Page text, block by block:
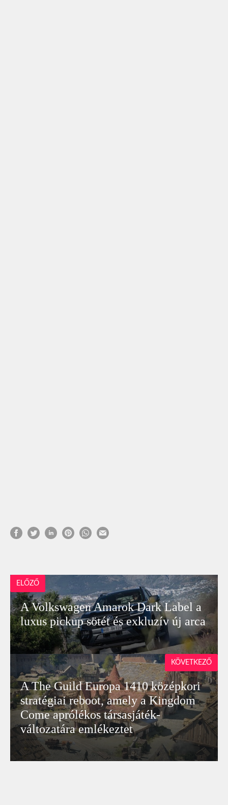
ELŐZŐ
A Volkswagen Amarok Dark Label a
luxus pickup sötét és exkluzív új arca
A The Guild Europa 1410 középkori
stratégiai reboot, amely a Kingdom
Come aprólékos társasjáték-
változatára emlékeztet
KÖVETKEZŐ